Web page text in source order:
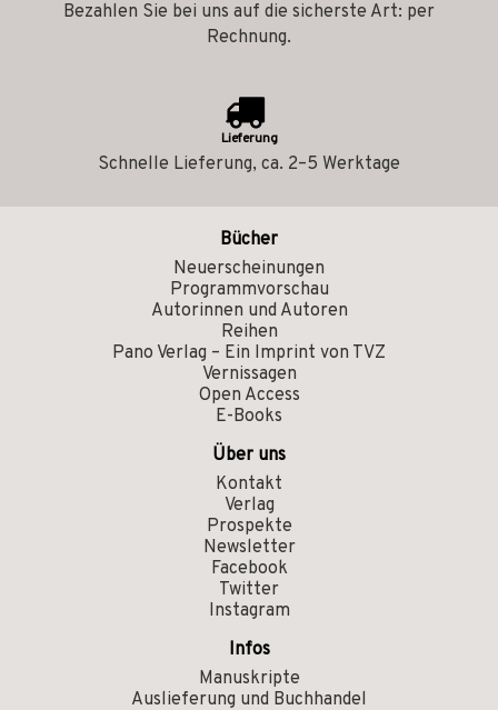
Bezahlen Sie bei uns auf die sicherste Art: per
Rechnung.
Lieferung
Schnelle Lieferung, ca. 2–5 Werktage
Bücher
Neuerscheinungen
Programmvorschau
Autorinnen und Autoren
Reihen
Pano Verlag – Ein Imprint von TVZ
Vernissagen
Open Access
E-Books
Über uns
Kontakt
Verlag
Prospekte
Newsletter
Facebook
Twitter
Instagram
Infos
Manuskripte
Auslieferung und Buchhandel